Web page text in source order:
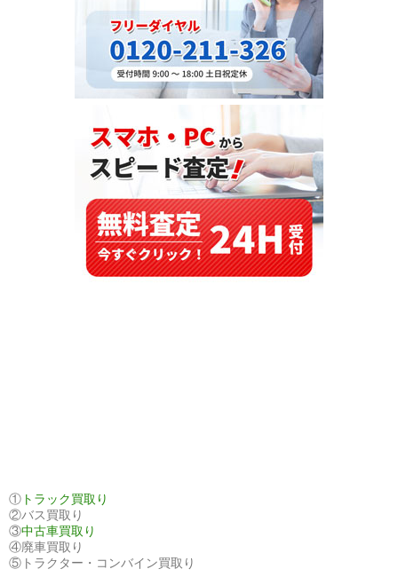
① トラック買取り
②バス買取り
③中古車買取り
④廃車買取り
⑤トラクター・コンバイン買取り